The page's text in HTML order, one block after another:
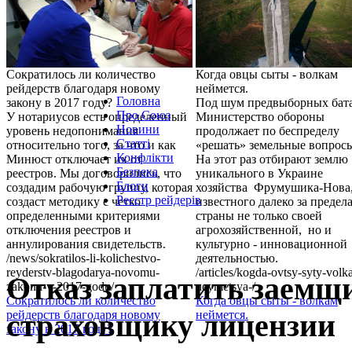
Сократилось ли количество
рейдерств благодаря новому
закону в 2017 году?
У нотариусов есть определенный
уровень недопонимания
относительно того, за что и как
Минюст отключает их от
реестров. Мы договорились, что
создадим рабочую группу, которая
создаст методику с четко
определенными критериями
отключения реестров и
аннулирования свидетельств.
/news/sokratilos-li-kolichestvo-
reyderstv-blagodarya-novomu-
zakonu-v-2017-godu/
Сократилось ли количество
рейдерств благодаря новому
закону в 2017 году?
Когда овцы сыты - волкам
неймется.
Под шум предвыборных
Министерство обороны
продолжает по беспределу
«решать» земельные
На этот раз отбирают землю
уникального в Украине
хозяйства Фрумушика-
известного далеко за
страны не только своей
агрохозяйственной, но и
культурно - инновационной
деятельностью.
/articles/kogda-ovtsy-syty-
neymetsya-/
Когда овцы сыты - волкам
неймется.
Головна
Про Союз
Новини
Статті
Конфлікти
Безпека
Блоги
Реєстр рейдерів
Отказ заплатить
страховщику лицензии